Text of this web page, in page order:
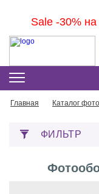
Sale -30%
Главная
Каталог
ФИЛЬТР